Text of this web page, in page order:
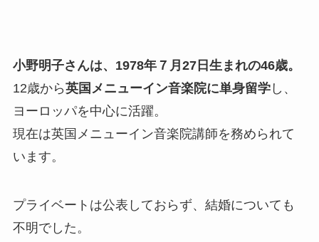
小野明子さんは、1978年７月27日生まれの46歳。
12歳から英国メニューイン音楽院に単身留学し、
ヨーロッパを中心に活躍。
現在は英国メニューイン音楽院講師を務められて
います。
プライベートは公表しておらず、結婚についても
不明でした。